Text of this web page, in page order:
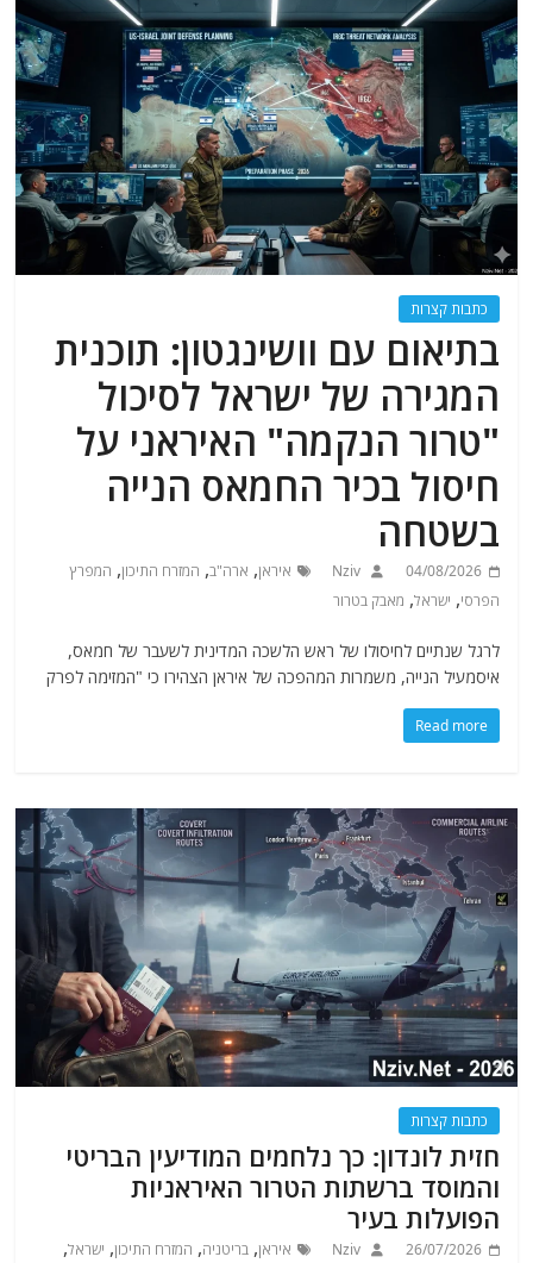
כתבות קצרות
בתיאום עם וושינגטון: תוכנית
המגירה של ישראל לסיכול
"טרור הנקמה" האיראני על
חיסול בכיר החמאס הנייה
בשטחה
04/08/2026
Nziv איראן, ארה"ב, המזרח התיכון, המפרץ
הפרסי, ישראל, מאבק בטרור
לרגל שנתיים לחיסולו של ראש הלשכה המדינית לשעבר של חמאס,
איסמעיל הנייה, משמרות המהפכה של איראן הצהירו כי "המזימה לפרק
Read more
כתבות קצרות
חזית לונדון: כך נלחמים המודיעין הבריטי
והמוסד ברשתות הטרור האיראניות
הפועלות בעיר
26/07/2026
Nziv איראן,בריטניה, המזרח התיכון, ישראל,